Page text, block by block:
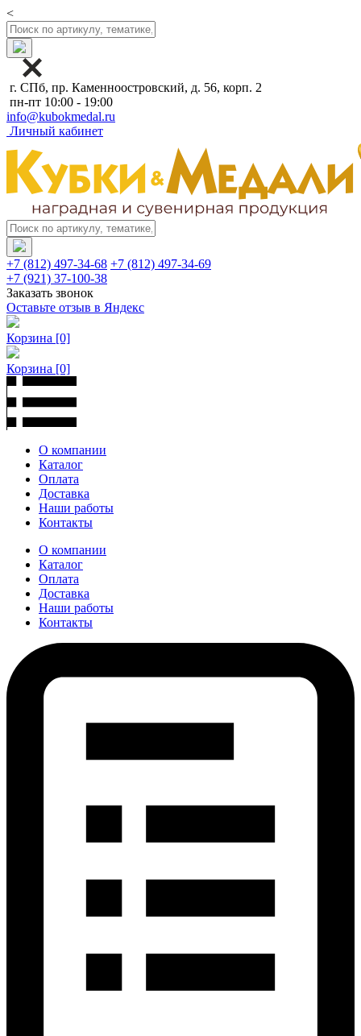
<
г. СПб, пр. Каменноостровский, д. 56, корп. 2
пн-пт 10:00 - 19:00
info@kubokmedal.ru
Личный кабинет
+7 (812) 497-34-68 +7 (812) 497-34-69
+7 (921) 37-100-38
Заказать звонок
Оставьте отзыв в Яндекс
Корзина [0]
Корзина [0]
О компании
Каталог
Оплата
Доставка
Наши работы
Контакты
О компании
Каталог
Оплата
Доставка
Наши работы
Контакты